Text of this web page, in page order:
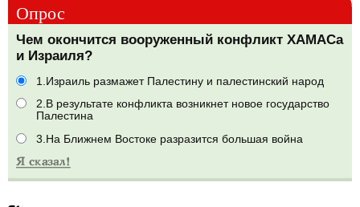
Опрос
Чем окончится вооруженный конфликт ХАМАСа
и Израиля?
1.Израиль размажет Палестину и палестинский народ
2.В результате конфликта возникнет новое государство
Палестина
3.На Ближнем Востоке разразится большая война